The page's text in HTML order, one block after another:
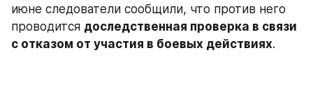
июне следователи сообщили, что против него
проводится доследственная проверка в связи
с отказом от участия в боевых действиях.